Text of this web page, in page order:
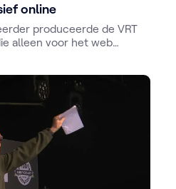
online
produceerde de VRT
alleen voor het web